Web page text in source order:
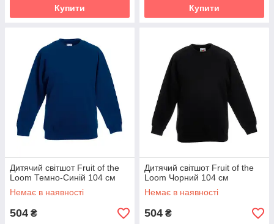
Купити Купити
Дитячий світшот Fruit of the
Loom Темно-Синій 104 см
Немає в наявності
504 ₴
Дитячий світшот Fruit of the
Loom Чорний 104 см
Немає в наявності
504 ₴